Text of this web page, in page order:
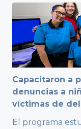
Capacitaron a
denuncias a
víctimas de
El programa